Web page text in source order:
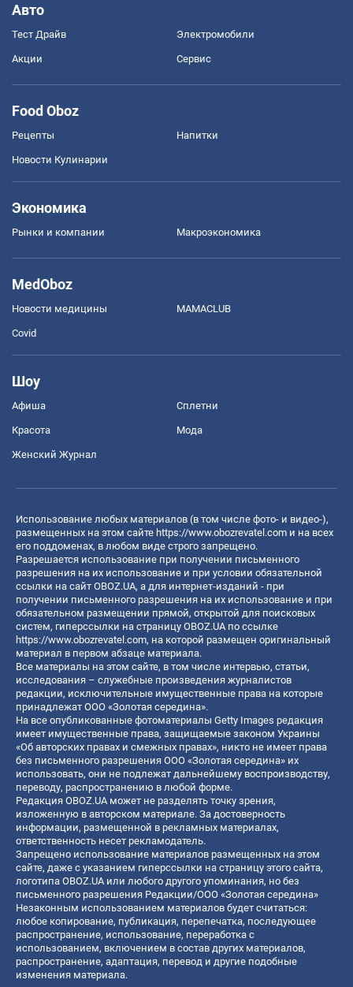
Авто
Тест Драйв Электромобили
Акции Сервис
Food Oboz
Рецепты Напитки
Новости Кулинарии
Экономика
Рынки и компании Mакроэкономика
MedOboz
Новости медицины MAMACLUB
Covid
Шоу
Афиша Сплетни
Красота Мода
Женский Журнал
Использование любых материалов (в том числе фото- и видео-),
размещенных на этом сайте https://www.obozrevatel.com и на всех
его поддоменах, в любом виде строго запрещено.
Разрешается использование при получении письменного
разрешения на их использование и при условии обязательной
ссылки на сайт OBOZ.UA, а для интернет-изданий - при
получении письменного разрешения на их использование и при
обязательном размещении прямой, открытой для поисковых
систем, гиперссылки на страницу OBOZ.UA по ссылке
https://www.obozrevatel.com, на которой размещен оригинальный
материал в первом абзаце материала.
Все материалы на этом сайте, в том числе интервью, статьи,
исследования – служебные произведения журналистов
редакции, исключительные имущественные права на которые
принадлежат ООО «Золотая середина».
На все опубликованные фотоматериалы Getty Images редакция
имеет имущественные права, защищаемые законом Украины
«Об авторских правах и смежных правах», никто не имеет права
без письменного разрешения ООО «Золотая середина» их
использовать, они не подлежат дальнейшему воспроизводству,
переводу, распространению в любой форме.
Редакция OBOZ.UA может не разделять точку зрения,
изложенную в авторском материале. За достоверность
информации, размещенной в рекламных материалах,
ответственность несет рекламодатель.
Запрещено использование материалов размещенных на этом
сайте, даже с указанием гиперссылки на страницу этого сайта,
логотипа OBOZ.UA или любого другого упоминания, но без
письменного разрешения Редакции/ООО «Золотая середина»
Незаконным использованием материалов будет считаться:
любое копирование, публикация, перепечатка, последующее
распространение, использование, переработка с
использованием, включением в состав других материалов,
распространение, адаптация, перевод и другие подобные
изменения материала.